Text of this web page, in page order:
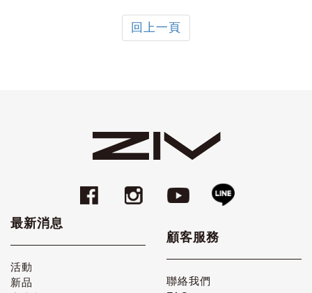
回上一頁
最新消息
活動
新品
顧客服務
聯絡我們